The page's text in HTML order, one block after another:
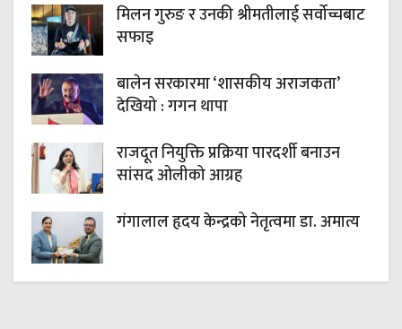
मिलन गुरुङ र उनकी श्रीमतीलाई सर्वोच्चबाट
सफाइ
बालेन सरकारमा ‘शासकीय अराजकता’
देखियो : गगन थापा
राजदूत नियुक्ति प्रक्रिया पारदर्शी बनाउन
सांसद ओलीको आग्रह
गंगालाल हृदय केन्द्रको नेतृत्वमा डा. अमात्य